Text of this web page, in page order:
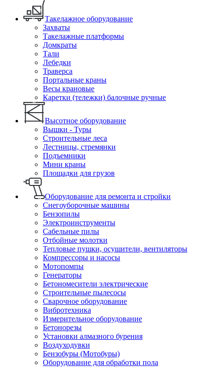
Такелажное оборудование
Захваты
Такелажные платформы
Домкраты
Тали
Лебедки
Траверса
Портальные краны
Весы крановые
Каретки (тележки) балочные ручные
Высотное оборудование
Вышки - Туры
Строительные леса
Лестницы, стремянки
Подъемники
Мини краны
Площадки для грузов
Оборудование для ремонта и стройки
Снегоуборочные машины
Бензопилы
Электроинструменты
Сабельные пилы
Отбойные молотки
Тепловые пушки, осушители, вентиляторы
Компрессоры и насосы
Мотопомпы
Генераторы
Бетономесители электрические
Строительные пылесосы
Сварочное оборудование
Вибротехника
Измерительное оборудование
Бетонорезы
Установки алмазного бурения
Воздуходувки
Бензобуры (Мотобуры)
Оборудование для обработки пола